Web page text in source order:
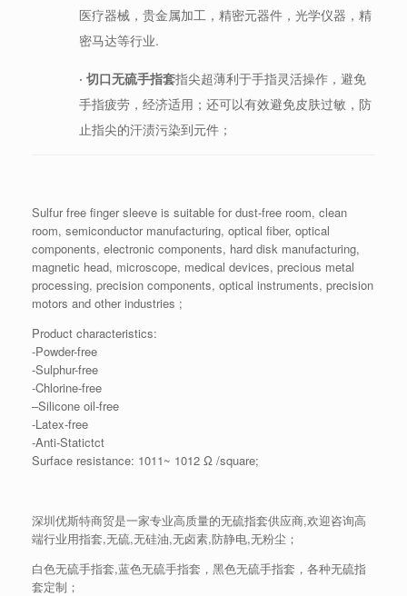
医疗器械，贵金属加工，精密元器件，光学仪器，精
密马达等行业.
· 切口无硫手指套指尖超薄利于手指灵活操作，避免
手指疲劳，经济适用；还可以有效避免皮肤过敏，防
止指尖的汗渍污染到元件；
Sulfur free finger sleeve is suitable for dust-free room, clean
room, semiconductor manufacturing, optical fiber, optical
components, electronic components, hard disk manufacturing,
magnetic head, microscope, medical devices, precious metal
processing, precision components, optical instruments, precision
motors and other industries ;
Product characteristics:
-Powder-free
-Sulphur-free
-Chlorine-free
–Silicone oil-free
-Latex-free
-Anti-Statictct
Surface resistance: 1011~ 1012 Ω /square;
深圳优斯特商贸是一家专业高质量的无硫指套供应商,欢迎咨询高
端行业用指套,无硫,无硅油,无卤素,防静电,无粉尘；
白色无硫手指套,蓝色无硫手指套，黑色无硫手指套，各种无硫指
套定制；